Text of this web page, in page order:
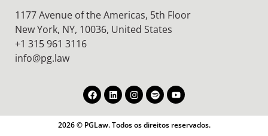
1177 Avenue of the Americas, 5th Floor
New York, NY, 10036, United States
+1 315 961 3116
info@pg.law
2026 © PGLaw. Todos os direitos reservados.